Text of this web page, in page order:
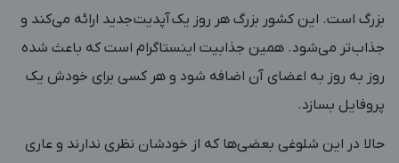
بزرگ است. این کشور بزرگ هر روز یک آپدیت‌ جدید ارائه می‌کند و
جذاب‌تر می‌شود. همین جذابیت اینستاگرام است که باعث شده
روز به روز به اعضای آن اضافه شود و هر کسی برای خودش یک
پروفایل بسازد.
حالا در این شلوغی بعضی‌ها که از خودشان نظری ندارند و عاری